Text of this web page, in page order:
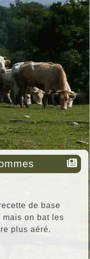
de base
mais on bat les
plus aéré.